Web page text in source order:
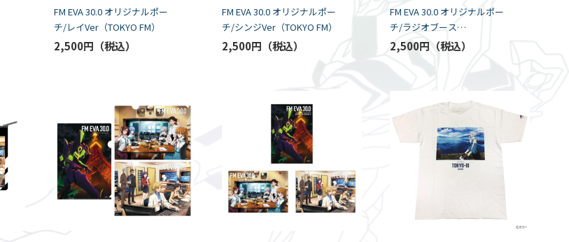
FM EVA 30.0 オリジナルポー
チ/レイVer（TOKYO FM）
2,500円
FM EVA 30.0 オリジナルポー
チ/シンジVer（TOKYO FM）
2,500円
FM EVA 30.0 オリジナルポー
チ/ラジオブース
Ver（TOKYO FM）
2,500円